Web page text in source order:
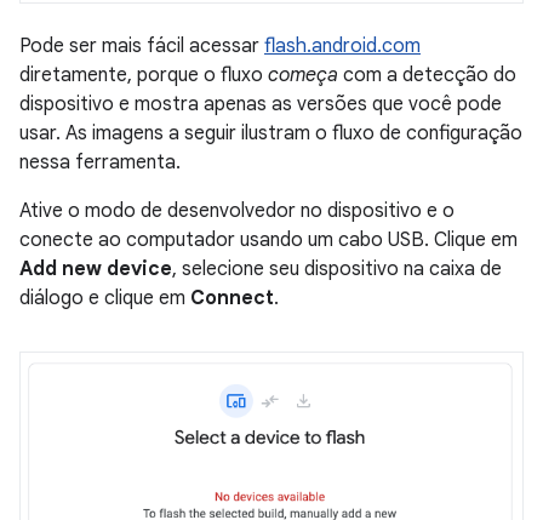
Pode ser mais fácil acessar flash.android.com
diretamente, porque o fluxo começa com a detecção do
dispositivo e mostra apenas as versões que você pode
usar. As imagens a seguir ilustram o fluxo de configuração
nessa ferramenta.
Ative o modo de desenvolvedor no dispositivo e o
conecte ao computador usando um cabo USB. Clique em
Add new device, selecione seu dispositivo na caixa de
diálogo e clique em Connect.